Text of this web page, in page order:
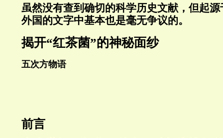
虽然没有查到确切的科学历史文献，但起
外国的文字中基本也是毫无争议的。
揭开“红茶菌”的神秘面纱
五次方物语
前言